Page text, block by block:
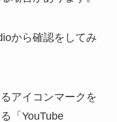
から確認をしてみ
アイコンマークを
「YouTube